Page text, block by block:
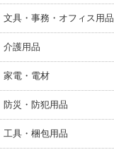
文具・事務・オフィス用品
介護用品
家電・電材
防災・防犯用品
工具・梱包用品